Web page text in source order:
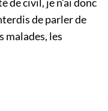
de parler de
malades, les